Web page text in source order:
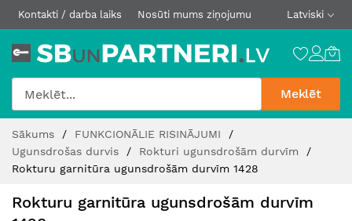
Kontakti / darba laiks Nosūti mums ziņojumu Latviski
Meklēt
Content
Sākums
FUNKCIONĀLIE RISINĀJUMI
Ugunsdrošas durvis
Rokturi ugunsdrošām durvīm
Rokturu garnitūra ugunsdrošām durvīm 1428
Rokturu garnitūra ugunsdrošām durvīm